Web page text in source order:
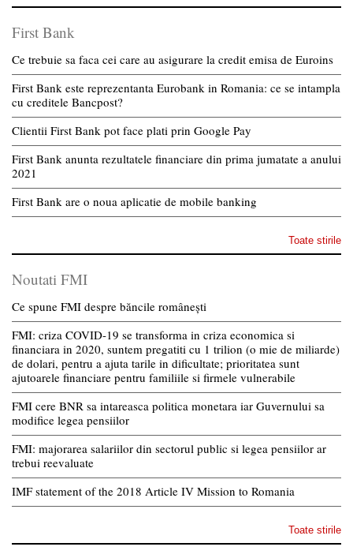
First Bank
Ce trebuie sa faca cei care au asigurare la credit emisa de Euroins
First Bank este reprezentanta Eurobank in Romania: ce se intampla
cu creditele Bancpost?
Clientii First Bank pot face plati prin Google Pay
First Bank anunta rezultatele financiare din prima jumatate a anului
2021
First Bank are o noua aplicatie de mobile banking
Toate stirile
Noutati FMI
Ce spune FMI despre băncile românești
FMI: criza COVID-19 se transforma in criza economica si
financiara in 2020, suntem pregatiti cu 1 trilion (o mie de miliarde)
de dolari, pentru a ajuta tarile in dificultate; prioritatea sunt
ajutoarele financiare pentru familiile si firmele vulnerabile
FMI cere BNR sa intareasca politica monetara iar Guvernului sa
modifice legea pensiilor
FMI: majorarea salariilor din sectorul public si legea pensiilor ar
trebui reevaluate
IMF statement of the 2018 Article IV Mission to Romania
Toate stirile